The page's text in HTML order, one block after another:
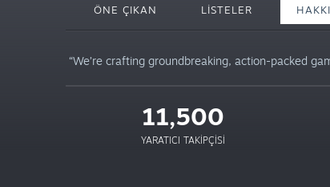
ÖNE ÇIKAN LISTELER
“We’re crafting groundbreaking, action-packed
11,500
YARATICI TAKIPÇISI